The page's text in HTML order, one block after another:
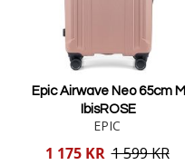
Epic Airwave Neo 65cm M
IbisROSE
EPIC
Reducerat
1 175 KR 1 599 KR